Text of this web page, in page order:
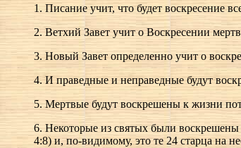
1. Писание учит, что будет воскресение
2. Ветхий Завет учит о Воскресении
3. Новый Завет определенно учит о
4. И праведные и неправедные будут
5. Мертвые будут воскрешены к жизни
6. Некоторые из святых были
4:8) и, по-видимому, это те 24 старца на